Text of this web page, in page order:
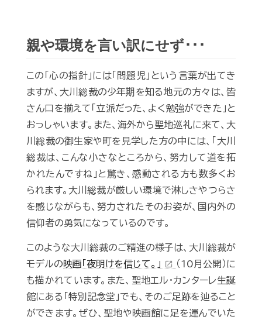
親や環境を言い訳にせず･･･
この「心の指針」には「問題児」という言葉が出てき
ますが、大川総裁の少年期を知る地元の方々は、皆
さん口を揃えて「立派だった、よく勉強ができた」と
おっしゃいます。また、海外から聖地巡礼に来て、大
川総裁の御生家や町を見学した方の中には、「大川
総裁は、こんな小さなところから、努力して道を拓
かれたんですね」と驚き、感動される方も数多くお
られます。大川総裁が厳しい環境で淋しさやつらさ
を感じながらも、努力されたそのお姿が、国内外の
信仰者の勇気になっているのです。
このような大川総裁のご精進の様子は、大川総裁が
モデルの映画「夜明けを信じて。」 open_in_new （10月公開）に
も描かれています。また、聖地エル・カンターレ生誕
館にある「特別記念堂」でも、そのご足跡を辿ること
ができます。ぜひ、聖地や映画館に足を運んでいた